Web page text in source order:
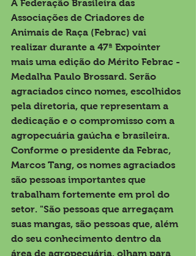
A Federação Brasileira das
Associações de Criadores de
Animais de Raça (Febrac) vai
realizar durante a 47ª Expointer
mais uma edição do Mérito Febrac -
Medalha Paulo Brossard. Serão
agraciados cinco nomes, escolhidos
pela diretoria, que representam a
dedicação e o compromisso com a
agropecuária gaúcha e brasileira.
Conforme o presidente da Febrac,
Marcos Tang, os nomes agraciados
são pessoas importantes que
trabalham fortemente em prol do
setor. "São pessoas que arregaçam
suas mangas, são pessoas que, além
do seu conhecimento dentro da
área de agropecuária, olham para